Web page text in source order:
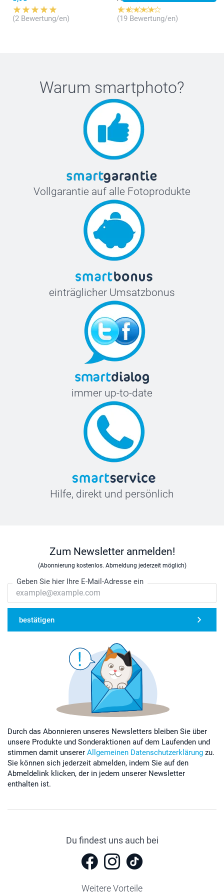
(2 Bewertung/en) (19 Bewertung/en)
Warum smartphoto?
Vollgarantie auf alle Fotoprodukte
einträglicher Umsatzbonus
immer up-to-date
Hilfe, direkt und persönlich
Zum Newsletter anmelden!
(Abonnierung kostenlos. Abmeldung jederzeit möglich)
Geben Sie hier Ihre E-Mail-Adresse ein
bestätigen
Durch das Abonnieren unseres Newsletters bleiben Sie über
unsere Produkte und Sonderaktionen auf dem Laufenden und
stimmen damit unserer Allgemeinen Datenschutzerklärung zu.
Sie können sich jederzeit abmelden, indem Sie auf den
Abmeldelink klicken, der in jedem unserer Newsletter
enthalten ist.
Du findest uns auch bei
Weitere Vorteile